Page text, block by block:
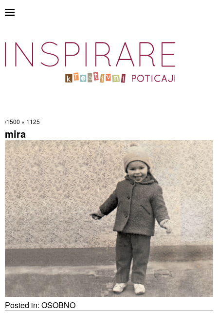
1500 × 1125
mira
Posted in: OSOBNO